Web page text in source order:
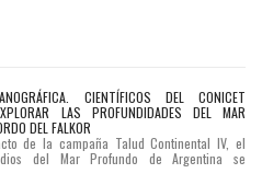
CIENTÍFICOS DEL CONICET
LAS PROFUNDIDADES DEL MAR
DEL FALKOR
de la campaña Talud Continental IV, el
del Mar Profundo de Argentina se